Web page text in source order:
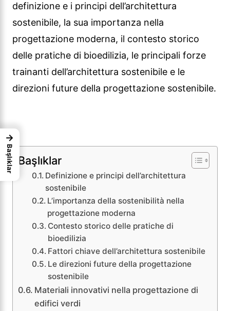
definizione e i principi dell’architettura
sostenibile, la sua importanza nella
progettazione moderna, il contesto storico
delle pratiche di bioedilizia, le principali forze
trainanti dell’architettura sostenibile e le
direzioni future della progettazione sostenibile.
Başlıklar
Definizione e principi dell’architettura
sostenibile
L’importanza della sostenibilità nella
progettazione moderna
Contesto storico delle pratiche di
bioedilizia
Fattori chiave dell’architettura sostenibile
Le direzioni future della progettazione
sostenibile
Materiali innovativi nella progettazione di
edifici verdi
→
Başlıklar